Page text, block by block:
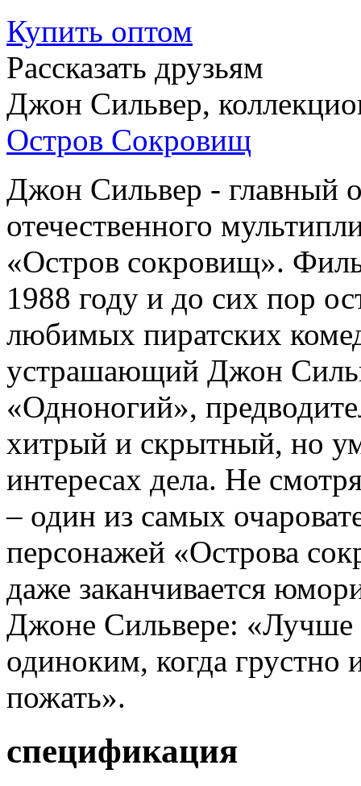
Купить оптом
Рассказать друзьям
Джон Сильвер,
Остров Сокровищ
Джон Сильвер - главный
отечественного
«Остров сокровищ».
1988 году и до сих пор
любимых пиратских
устрашающий Джон
«Одноногий»,
хитрый и скрытный, но
интересах дела. Не
– один из самых
персонажей «Острова
даже заканчивается
Джоне Сильвере:
одиноким, когда грустно
пожать».
спецификация